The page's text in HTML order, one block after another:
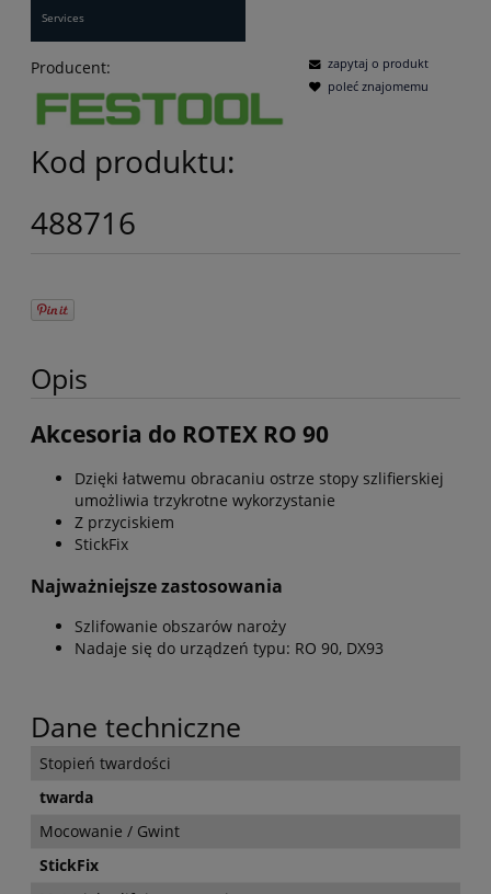
Services
Producent:
Kod produktu:
488716
zapytaj o produkt
poleć znajomemu
Opis
Akcesoria do ROTEX RO 90
Dzięki łatwemu obracaniu ostrze stopy szlifierskiej
umożliwia trzykrotne wykorzystanie
Z przyciskiem
StickFix
Najważniejsze zastosowania
Szlifowanie obszarów naroży
Nadaje się do urządzeń typu: RO 90, DX93
Dane techniczne
Stopień twardości
twarda
Mocowanie / Gwint
StickFix